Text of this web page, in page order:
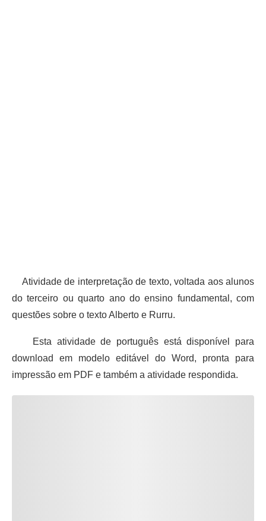
Atividade de interpretação de texto, voltada aos alunos
do terceiro ou quarto ano do ensino fundamental, com
questões sobre o texto Alberto e Rurru.
Esta atividade de português está disponível para
download em modelo editável do Word, pronta para
impressão em PDF e também a atividade respondida.